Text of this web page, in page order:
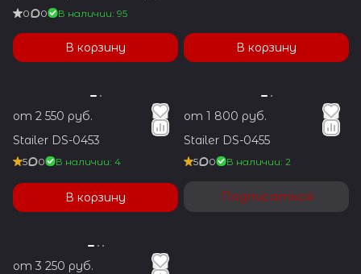
1.2x5.9mm
0 0 В наличии: 95
В корзину В корзину
от 2 550 руб.
Stailer DS-0453
5 0 В наличии: 4
В корзину
от 1 800 руб.
Stailer DS-0455
5 0 В наличии: 2
Подписаться
от 3 250 руб.